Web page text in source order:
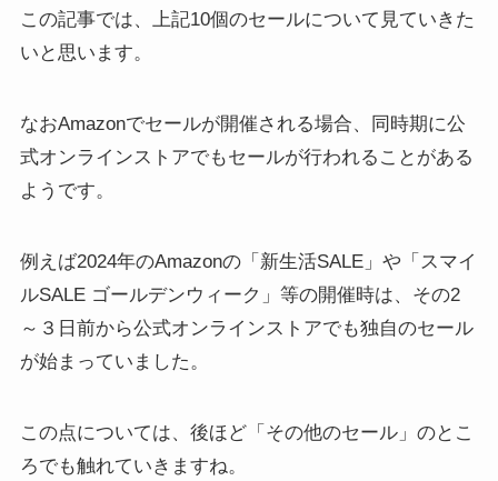
この記事では、上記10個のセールについて見ていきた
いと思います。
なおAmazonでセールが開催される場合、同時期に公
式オンラインストアでもセールが行われることがある
ようです。
例えば2024年のAmazonの「新生活SALE」や「スマイ
ルSALE ゴールデンウィーク」等の開催時は、その2
～３日前から公式オンラインストアでも独自のセール
が始まっていました。
この点については、後ほど「その他のセール」のとこ
ろでも触れていきますね。